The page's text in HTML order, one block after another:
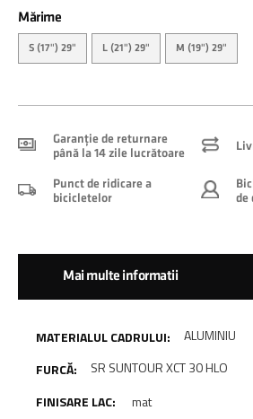
Mărime
S (17") 29" L (21") 29" M (19") 29"
Garanție de returnare
până la 14 zile lucrătoare
Punct de ridicare a
bicicletelor
de
Mai multe informatii
ALUMINIU
SR SUNTOUR XCT 30 HLO
mat